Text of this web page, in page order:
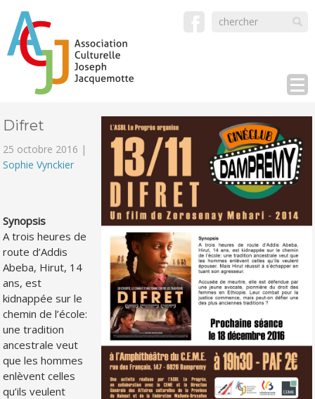
Difret
25 octobre 2016 |
Sophie Vynckier
Synopsis
A trois heures de
route d’Addis
Abeba, Hirut, 14
ans, est
kidnappée sur le
chemin de l’école:
une tradition
ancestrale veut
que les hommes
enlèvent celles
qu’ils veulent